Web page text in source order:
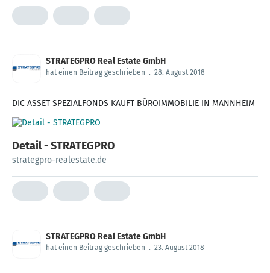
STRATEGPRO Real Estate GmbH
hat einen Beitrag geschrieben . 28. August 2018
DIC ASSET SPEZIALFONDS KAUFT BÜROIMMOBILIE IN MANNHEIM
Detail - STRATEGPRO
strategpro-realestate.de
STRATEGPRO Real Estate GmbH
hat einen Beitrag geschrieben . 23. August 2018